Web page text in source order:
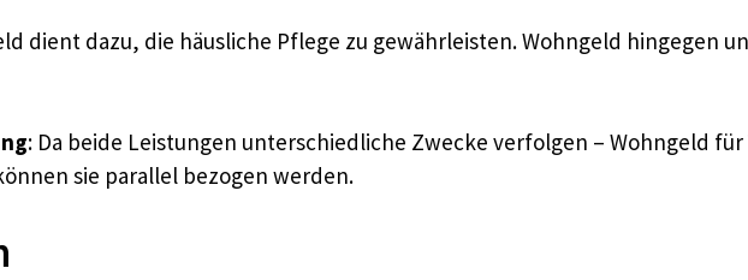
dient dazu, die häusliche Pflege zu gewährleisten. Wohngeld hingegen
: Da beide Leistungen unterschiedliche Zwecke verfolgen – Wohngeld
sie parallel bezogen werden.